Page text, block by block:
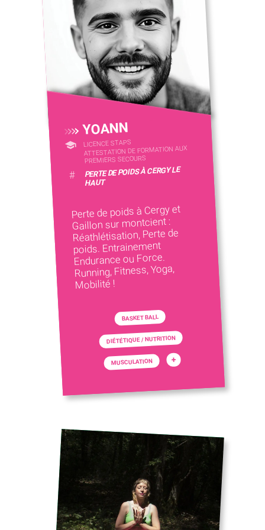
YOANN
LICENCE STAPS
ATTESTATION DE FORMATION AUX
PREMIERS SECOURS
# PERTE DE POIDS À CERGY LE
HAUT
Perte de poids à Cergy et
Gaillon sur montcient :
Réathlétisation, Perte de
poids. Entrainement
Endurance ou Force.
Running, Fitness, Yoga,
Mobilité !
BASKET BALL
DIÉTÉTIQUE / NUTRITION
MUSCULATION +